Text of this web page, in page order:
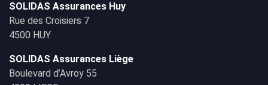
SOLIDAS Assurances Huy
Rue des Croisiers 7
4500 HUY
SOLIDAS Assurances Liège
Boulevard d’Avroy 55